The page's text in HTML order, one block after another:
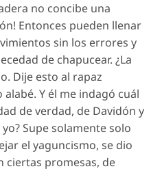
no concibe una
Entonces pueden llenar
sin los errores y
de chapucear. ¿La
Dije esto al rapaz
Y él me indagó cuál
de verdad, de Davidón y
yo? Supe solamente solo
el yaguncismo, se dio
ciertas promesas, de